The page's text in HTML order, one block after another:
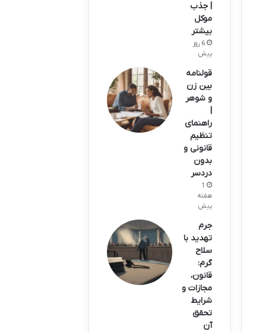
| جذب
موکل
بیشتر
6 روز
پیش
قولنامه
بین زن
و شوهر
|
راهنمای
تنظیم
قانونی و
بدون
دردسر
1
هفته
پیش
جرم
تهدید با
سلاح
گرم:
قانون،
مجازات و
شرایط
تحقق
آن